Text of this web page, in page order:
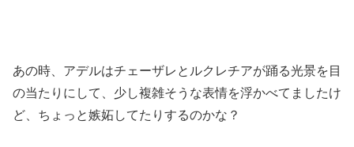
あの時、アデルはチェーザレとルクレチアが踊る光景を目
の当たりにして、少し複雑そうな表情を浮かべてましたけ
ど、ちょっと嫉妬してたりするのかな？